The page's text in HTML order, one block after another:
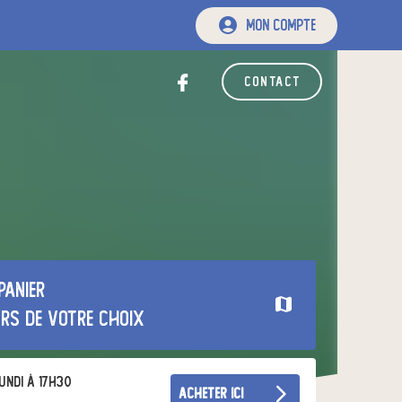
mon compte
contact
de votre choix
à 17h30
acheter ici